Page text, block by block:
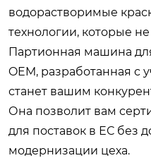
водорастворимые
технологии, которые
Партионная машина
OEM, разработанная с
станет вашим
Она позволит вам
для поставок в ЕС без
модернизации цеха.